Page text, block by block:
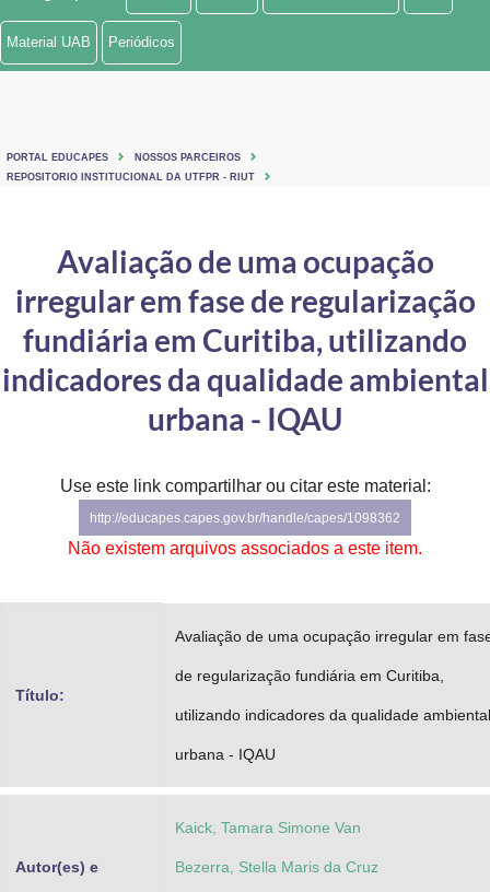
Ministério de Minas e Energia
Ministério do Turismo
Controladoria-Geral da União
Ministério da Mulher, da Família e dos Direitos Humanos
Secretaria-Geral
Advocacia-Geral da União
Banco Central do Brasil
Planalto
Material UAB Periódicos
PORTAL EDUCAPES
NOSSOS PARCEIROS
REPOSITORIO INSTITUCIONAL DA UTFPR - RIUT
Avaliação de uma ocupação
irregular em fase de regularização
fundiária em Curitiba, utilizando
indicadores da qualidade ambiental
urbana - IQAU
Use este link compartilhar ou citar este material:
http://educapes.capes.gov.br/handle/capes/1098362
Não existem arquivos associados a este item.
Título:
Avaliação de uma ocupação irregular em
de regularização fundiária em Curitiba,
utilizando indicadores da qualidade ambiental
urbana - IQAU
Autor(es) e
Kaick, Tamara Simone Van
Bezerra, Stella Maris da Cruz